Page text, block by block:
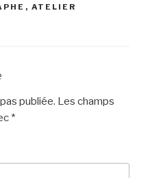
, ATELIER
publiée. Les champs
*